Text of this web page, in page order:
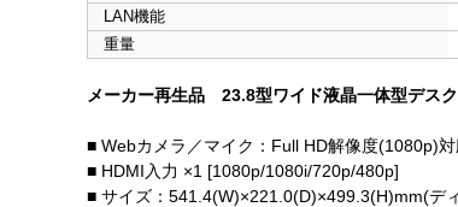
LAN機能
重量
メーカー再生品 23.8型ワイド液晶一体型デス
■ Webカメラ／マイク：Full HD解像度(1080p)
■ HDMI入力 ×1 [1080p/1080i/720p/480p]
■ サイズ：541.4(W)×221.0(D)×499.3(H)mm(デ